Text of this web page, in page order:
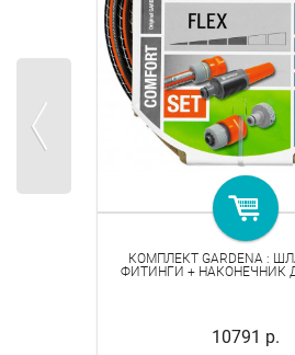
КОМПЛЕКТ GARDENA :
ФИТИНГИ + НАКОНЕЧНИК
10791 р.